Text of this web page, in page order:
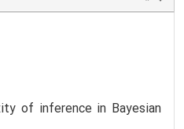
of inference in Bayesian